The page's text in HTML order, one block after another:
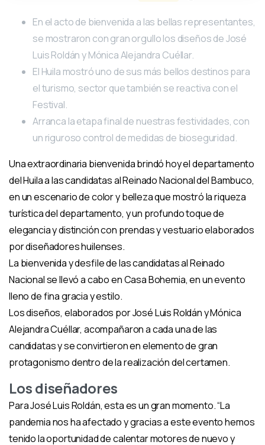
En el acto de bienvenida a las bellas representantes,
se mostraron con gran orgullo los diseños de José
Luis Roldán y Mónica Alejandra Cuéllar.
El Huila mostró uno de sus más bellos destinos para
el turismo, sector que también se reactiva con el
Festival.
Arranca la etapa final de nuestras festividades, con
un riguroso control de medidas de bioseguridad.
Una extraordinaria bienvenida brindó hoy el departamento
del Huila a las candidatas al Reinado Nacional del Bambuco,
en un escenario de color y belleza que mostró la riqueza
turística del departamento, y un profundo toque de
elegancia y distinción con prendas y vestuario elaborados
por diseñadores huilenses.
La bienvenida y desfile de las candidatas al Reinado
Nacional se llevó a cabo en Casa Bohemia, en un evento
lleno de fina gracia y estilo.
Los diseños, elaborados por José Luis Roldán y Mónica
Alejandra Cuéllar, acompañaron a cada una de las
candidatas y se convirtieron en elemento de gran
protagonismo dentro de la realización del certamen.
Los diseñadores
Para José Luis Roldán, esta es un gran momento. “La
pandemia nos ha afectado y gracias a este evento hemos
tenido la oportunidad de calentar motores de nuevo y